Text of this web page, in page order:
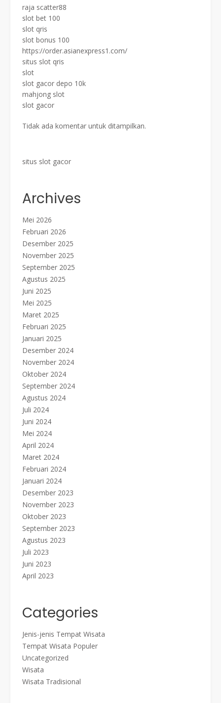
raja scatter88
slot bet 100
slot qris
slot bonus 100
https://order.asianexpress1.com/
situs slot qris
slot
slot gacor depo 10k
mahjong slot
slot gacor
Tidak ada komentar untuk ditampilkan.
situs slot gacor
Archives
Mei 2026
Februari 2026
Desember 2025
November 2025
September 2025
Agustus 2025
Juni 2025
Mei 2025
Maret 2025
Februari 2025
Januari 2025
Desember 2024
November 2024
Oktober 2024
September 2024
Agustus 2024
Juli 2024
Juni 2024
Mei 2024
April 2024
Maret 2024
Februari 2024
Januari 2024
Desember 2023
November 2023
Oktober 2023
September 2023
Agustus 2023
Juli 2023
Juni 2023
April 2023
Categories
Jenis-jenis Tempat Wisata
Tempat Wisata Populer
Uncategorized
Wisata
Wisata Tradisional